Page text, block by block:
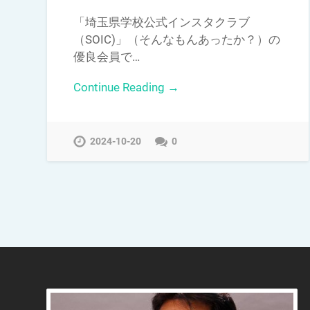
「埼玉県学校公式インスタクラブ
（SOIC)」（そんなもんあったか？）の
優良会員で…
Continue Reading →
2024-10-20 0